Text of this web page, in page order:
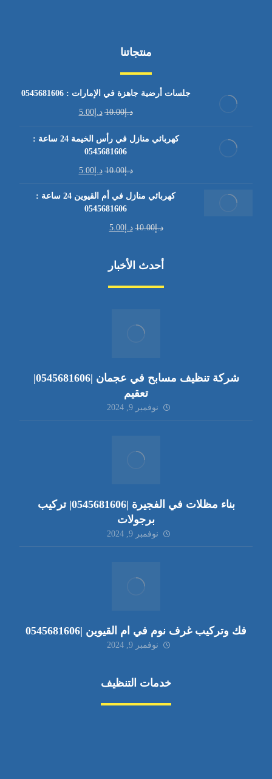
منتجاتنا
جلسات أرضية جاهزة في الإمارات : 0545681606
د.إ10.00 د.إ5.00
كهربائي منازل في رأس الخيمة 24 ساعة :
0545681606
د.إ10.00 د.إ5.00
كهربائي منازل في أم القيوين 24 ساعة :
0545681606
د.إ10.00 د.إ5.00
أحدث الأخبار
شركة تنظيف مسابح في عجمان |0545681606|
تعقيم
نوفمبر 9, 2024
بناء مظلات في الفجيرة |0545681606| تركيب
برجولات
نوفمبر 9, 2024
فك وتركيب غرف نوم في ام القيوين |0545681606
نوفمبر 9, 2024
خدمات التنظيف